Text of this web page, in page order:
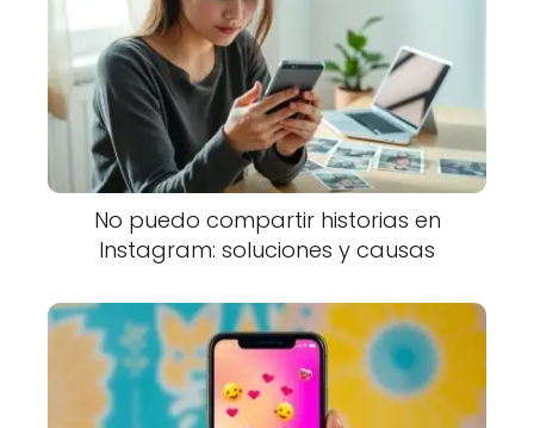
No puedo compartir historias en
Instagram: soluciones y causas